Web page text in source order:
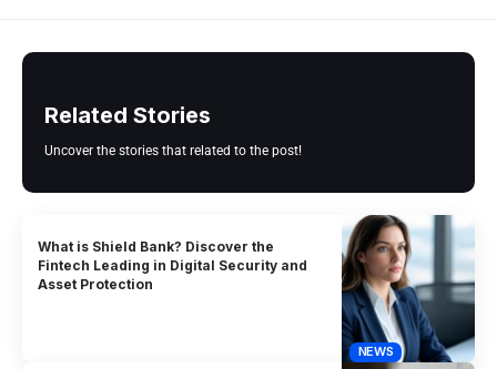
Related Stories
Uncover the stories that related to the post!
NEWS
What is Shield Bank? Discover the
Fintech Leading in Digital Security and
Asset Protection